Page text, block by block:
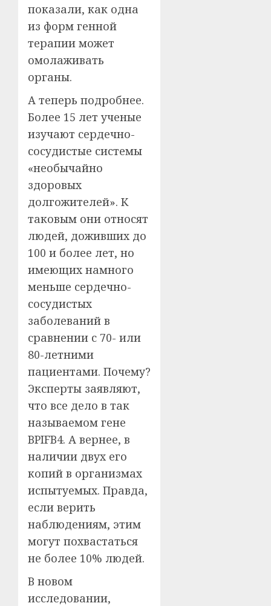
показали, как одна
из форм генной
терапии может
омолаживать
органы.
А теперь подробнее.
Более 15 лет ученые
изучают сердечно-
сосудистые системы
«необычайно
здоровых
долгожителей». К
таковым они относят
людей, доживших до
100 и более лет, но
имеющих намного
меньше сердечно-
сосудистых
заболеваний в
сравнении с 70- или
80-летними
пациентами. Почему?
Эксперты заявляют,
что все дело в так
называемом гене
BPIFB4. А вернее, в
наличии двух его
копий в организмах
испытуемых. Правда,
если верить
наблюдениям, этим
могут похвастаться
не более 10% людей.
В новом
исследовании,